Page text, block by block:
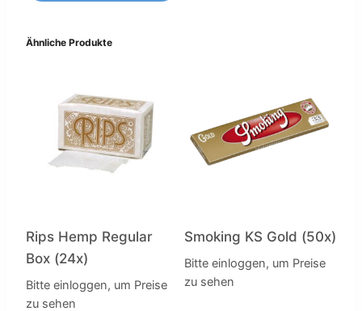
Ähnliche Produkte
Rips Hemp Regular
Box (24x)
Bitte einloggen, um Preise
zu sehen
Smoking KS Gold (50x)
Bitte einloggen, um Preise
zu sehen